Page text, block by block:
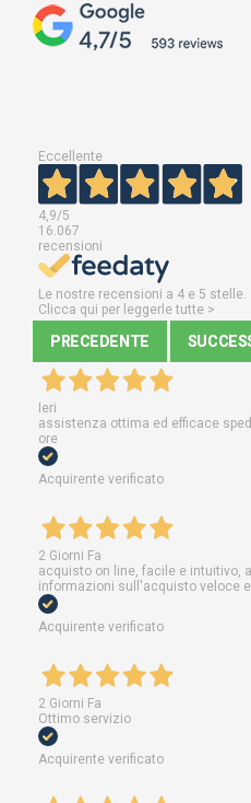
Eccellente
4,9/5
16.067
recensioni
Le nostre recensioni a 4 e 5 stelle.
Clicca qui per leggerle tutte >
PRECEDENTE
Ieri
assistenza ottima ed efficace
ore
Acquirente verificato
2 Giorni Fa
acquisto on line, facile e intuitivo,
informazioni sull'acquisto veloce
Acquirente verificato
2 Giorni Fa
Ottimo servizio
Acquirente verificato